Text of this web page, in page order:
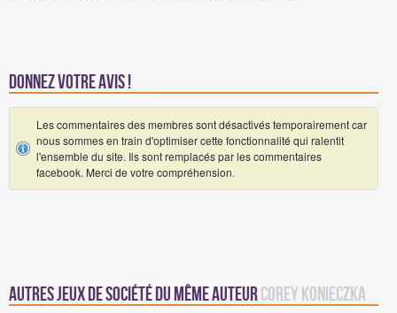
Donnez votre avis !
Les commentaires des membres sont désactivés temporairement car
nous sommes en train d'optimiser cette fonctionnalité qui ralentit
l'ensemble du site. Ils sont remplacés par les commentaires
facebook. Merci de votre compréhension.
Autres Jeux de société du même auteurCorey Konieczka